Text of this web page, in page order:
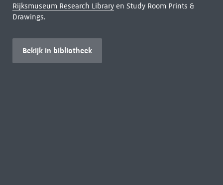
Rijksmuseum Research Libraryen Study Room Prints &
Drawings.
Bekijk in bibliotheek